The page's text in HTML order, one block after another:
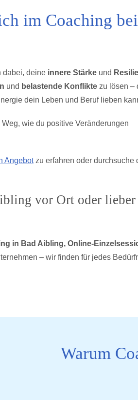
im Coaching bei
dabei, deine innere Stärke und
und belastende Konflikte zu lösen –
dein Leben und Beruf lieben
wie du positive Veränderungen
Angebotzu erfahren oder durchsuche
vor Ort oder lieber
in Bad Aibling, Online-
– wir finden für jedes
Warum